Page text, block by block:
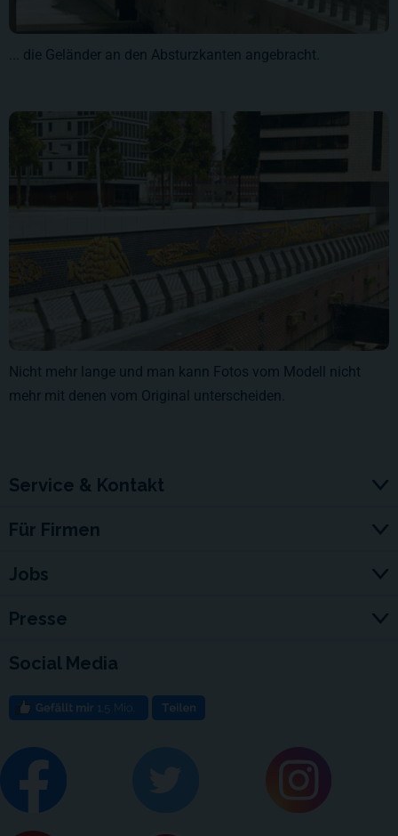
... die Geländer an den Absturzkanten angebracht.
Nicht mehr lange und man kann Fotos vom Modell nicht
mehr mit denen vom Original unterscheiden.
Service & Kontakt
Für Firmen
Jobs
Presse
Social Media